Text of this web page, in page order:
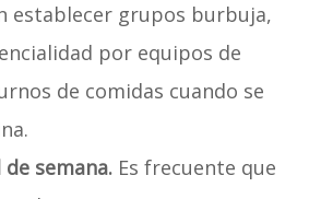
establecer grupos burbuja,
por equipos de
de comidas cuando se
semana.Es frecuente que